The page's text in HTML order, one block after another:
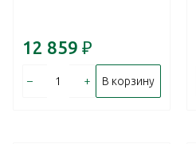
12 859 ₽
– + В корзину